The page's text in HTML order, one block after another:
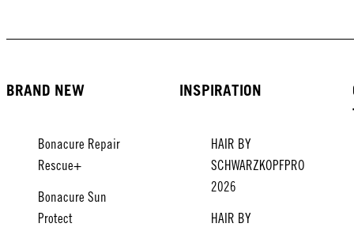
BRAND NEW
Bonacure Repair
Rescue+
Bonacure Sun
Protect
INSPIRATION
HAIR BY
SCHWARZKOPFPRO
2026
HAIR BY